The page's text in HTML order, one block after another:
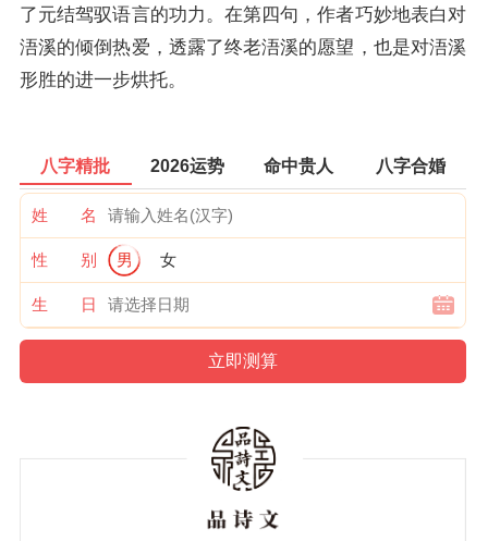
了元结驾驭语言的功力。在第四句，作者巧妙地表白对
浯溪的倾倒热爱，透露了终老浯溪的愿望，也是对浯溪
形胜的进一步烘托。
八字精批 2026运势 命中贵人 八字合婚
姓 名
性 别 男 女
生 日